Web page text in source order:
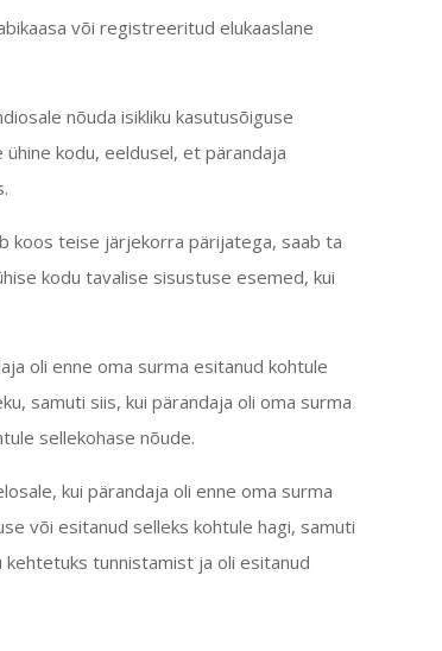
või registreeritud elukaaslane
nõuda isikliku kasutusõiguse
ühine kodu, eeldusel, et pärandaja
koos teise järjekorra pärijatega, saab ta
kodu tavalise sisustuse esemed, kui
oli enne oma surma esitanud kohtule
samuti siis, kui pärandaja oli oma surma
sellekohase nõude.
kui pärandaja oli enne oma surma
või esitanud selleks kohtule hagi, samuti
kehtetuks tunnistamist ja oli esitanud